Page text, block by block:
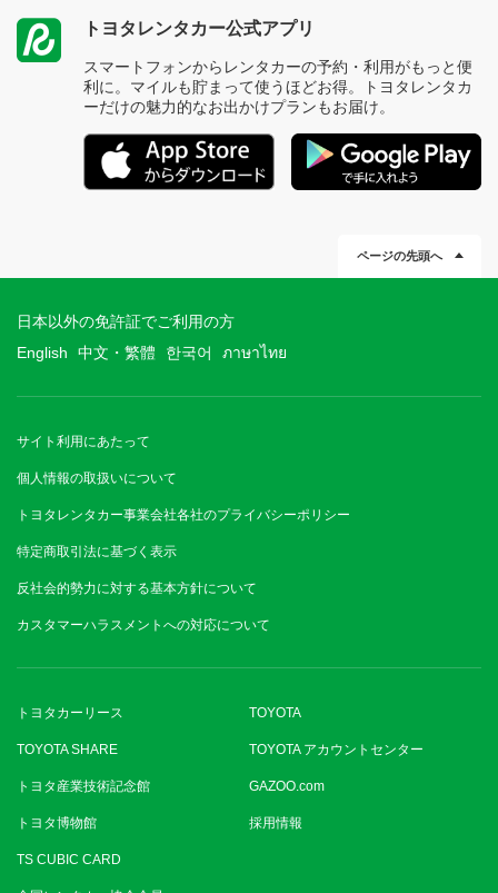
トヨタレンタカー公式アプリ
スマートフォンからレンタカーの予約・利用がもっと便
利に。マイルも貯まって使うほどお得。トヨタレンタカ
ーだけの魅力的なお出かけプランもお届け。
ページの先頭へ
日本以外の免許証でご利用の方
English
中文・繁體 한국어 ภาษาไทย
サイト利用にあたって
個人情報の取扱いについて
トヨタレンタカー事業会社各社のプライバシーポリシー
特定商取引法に基づく表示
反社会的勢力に対する基本方針について
カスタマーハラスメントへの対応について
トヨタカーリース TOYOTA
TOYOTA SHARE TOYOTA アカウントセンター
トヨタ産業技術記念館 GAZOO.com
トヨタ博物館 採用情報
TS CUBIC CARD